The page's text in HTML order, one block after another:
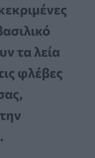
τα λεία
φλέβες